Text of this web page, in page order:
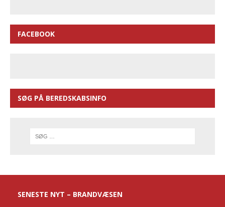
FACEBOOK
SØG PÅ BEREDSKABSINFO
SENESTE NYT – BRANDVÆSEN